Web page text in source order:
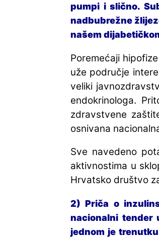
pumpi i slično.
nadbubrežne
našem
Poremećaji
uže područje
veliki
endokrinologa.
zdravstvene
osnivana
Sve navedeno
aktivnostima u
Hrvatsko društvo
2) Priča o
nacionalni tender
jednom je